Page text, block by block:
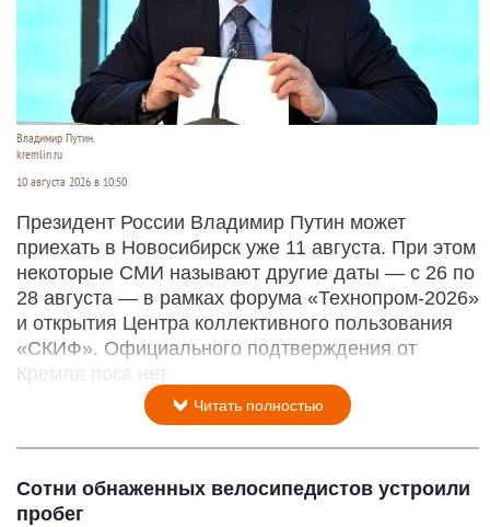
Владимир Путин.
kremlin.ru
10 августа 2026 в 10:50
Президент России Владимир Путин может
приехать в Новосибирск уже 11 августа. При этом
некоторые СМИ называют другие даты — с 26 по
28 августа — в рамках форума «Технопром-2026»
и открытия Центра коллективного пользования
«СКИФ». Официального подтверждения от
Кремля пока нет.
Читать полностью
Сотни обнаженных велосипедистов устроили
пробег